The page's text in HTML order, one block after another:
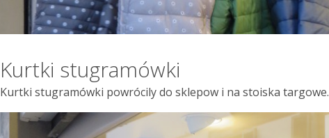
Kurtki stugramówki
Kurtki stugramówki powrócily do sklepow i na stoiska targowe.